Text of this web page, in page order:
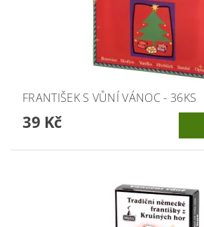
FRANTIŠEK S VŮNÍ VÁNOC - 36KS
39 Kč